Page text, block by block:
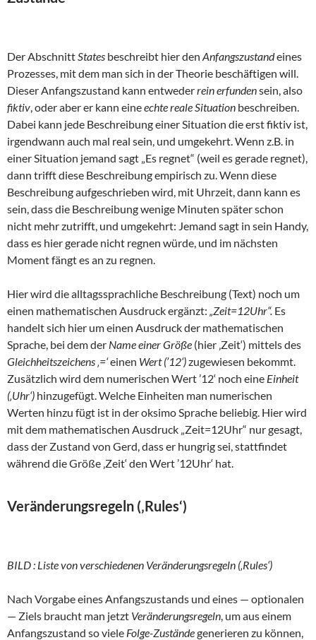
Der Abschnitt States beschreibt hier den Anfangszustandeines
Prozesses, mit dem man sich in der Theorie beschäftigen will.
Dieser Anfangszustand kann entwederrein erfundensein, also
fiktiv , oder aber er kann eineechte reale Situation beschreiben.
Dabei kann jede Beschreibung einer Situation die erst fiktiv ist,
irgendwann auch mal real sein, und umgekehrt. Wenn z.B. in
einer Situation jemand sagt „Es regnet“ (weil es gerade regnet),
dann trifft diese Beschreibung empirisch zu. Wenn diese
Beschreibung aufgeschrieben wird, mit Uhrzeit, dann kann es
sein, dass die Beschreibung wenige Minuten später schon
nicht mehr zutrifft, und umgekehrt: Jemand sagt in sein Handy,
dass es hier gerade nicht regnen würde, und im nächsten
Moment fängt es an zu regnen.
Hier wird die alltagssprachliche Beschreibung (Text) noch um
einen mathematischen Ausdruck ergänzt: „Zeit=12Uhr“. Es
handelt sich hier um einen Ausdruck der mathematischen
Sprache, bei dem der Name einer Größe (hier ‚Zeit‘) mittels des
Gleichheitszeichens ‚=‘einen Wert (’12‘)zugewiesen bekommt.
Zusätzlich wird dem numerischen Wert ’12‘ noch eine Einheit
(‚Uhr‘) hinzugefügt. Welche Einheiten man numerischen
Werten hinzu fügt ist in der oksimo Sprache beliebig. Hier wird
mit dem mathematischen Ausdruck „Zeit=12Uhr“ nur gesagt,
dass der Zustand von Gerd, dass er hungrig sei, stattfindet
während die Größe ‚Zeit‘ den Wert ’12Uhr‘ hat.
Veränderungsregeln (‚Rules‘)
BILD : Liste von verschiedenen Veränderungsregeln (‚Rules‘)
Nach Vorgabe eines Anfangszustands und eines — optionalen
— Ziels braucht man jetzt Veränderungsregeln , um aus einem
Anfangszustand so viele Folge-Zuständegenerieren zu können,